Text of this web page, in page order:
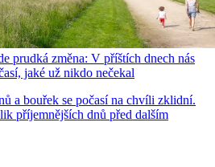
prudká změna: V příštích dnech nás
jaké už nikdo nečekal
a bouřek se počasí na chvíli zklidní.
příjemnějších dnů před dalším